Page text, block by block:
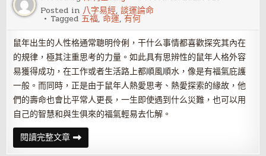
物
——
和
合
二
仙
Posted in 八字易經,談運論命
Tagged五福,命運,有何
鼠年出生的人性格通常聰明伶俐，干什么事情都喜歡探究其內在
的規律，極其注重思考的力量。如此具有思辨性的鼠年人格外容
易獲得成功，在工作或者生活路上都順風順水，像是有福氣庇護
一般。而同時，正是由于鼠年人熱愛思考、熱愛探索的緣故，他
們的壽命也會比平常人更長，一生即使遇到什么災難，也可以用
自己的智慧和與生俱來的福氣輕易去化解。
閱讀完整文章五
福
生